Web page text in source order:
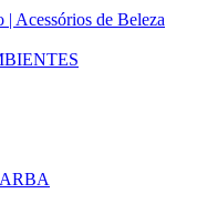
| Acessórios de Beleza